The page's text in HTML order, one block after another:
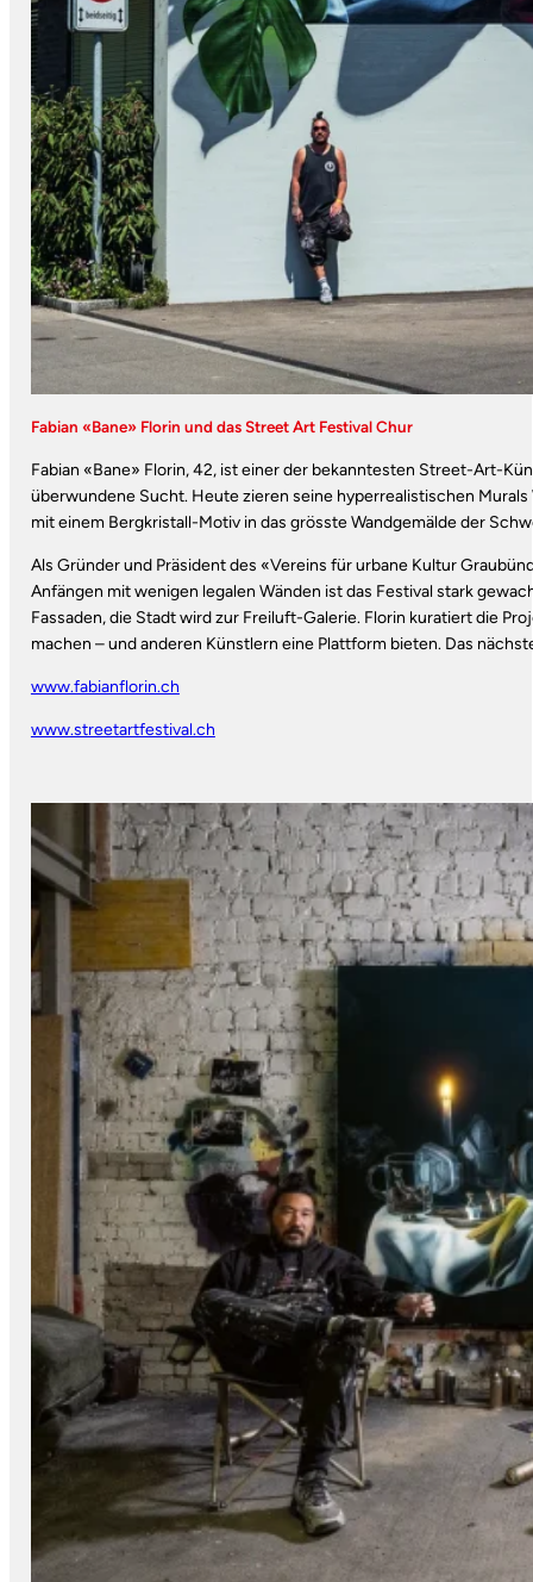
Fabian «Bane» Florin und das Street Art Festival Chur
Fabian «Bane» Florin, 42, ist einer der bekanntesten Street-Art-
überwundene Sucht. Heute zieren seine hyperrealistischen
mit einem Bergkristall-Motiv in das grösste Wandgemälde der
Als Gründer und Präsident des «Vereins für urbane Kultur
Anfängen mit wenigen legalen Wänden ist das Festival stark
Fassaden, die Stadt wird zur Freiluft-Galerie. Florin kuratiert die
machen – und anderen Künstlern eine Plattform bieten. Das
www.fabianflorin.ch
www.streetartfestival.ch